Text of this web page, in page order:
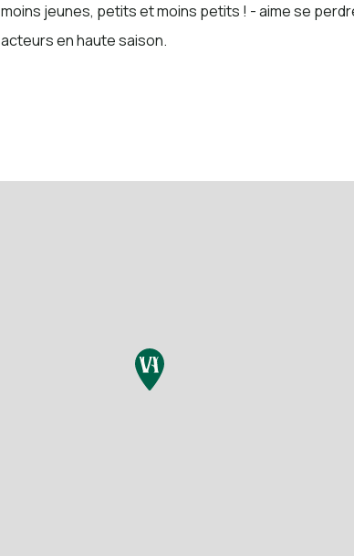
moins jeunes, petits et moins petits ! - aime se
acteurs en haute saison.